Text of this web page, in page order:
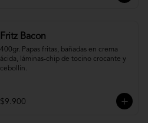
Fritz Bacon
400gr. Papas fritas, bañadas en crema
ácida, láminas-chip de tocino crocante y
cebollín.
$9.900